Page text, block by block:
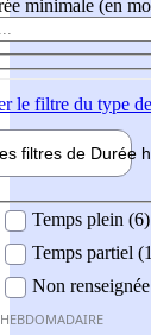
minimale (en
le filtre du type
filtres de Durée
Temps plein (6)
Temps partiel
Non renseignée